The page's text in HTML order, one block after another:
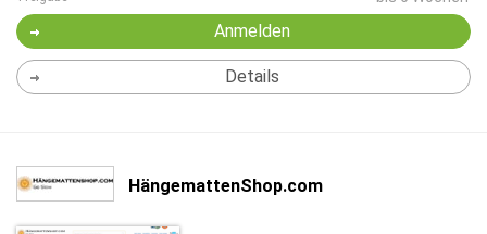
Anmelden
Details
HängemattenShop.com